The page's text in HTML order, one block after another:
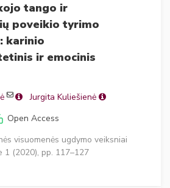
tango ir
poveikio tyrimo
karinio
ir emocinis
Jurgita Kuliešienė
Open Access
visuomenės ugdymo veiksniai
1 (2020), pp. 117–127